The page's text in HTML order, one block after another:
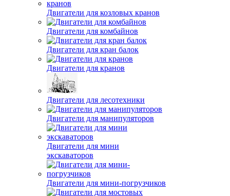
Двигатели для козловых кранов
Двигатели для комбайнов
Двигатели для кран балок
Двигатели для кранов
Двигатели для лесотехники
Двигатели для манипуляторов
Двигатели для мини
экскаваторов
Двигатели для мини-погрузчиков